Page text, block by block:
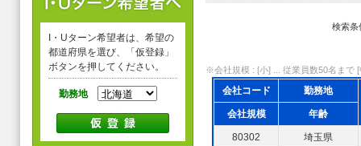
検索条
※会社規模 : [小] ... 従業員数50名まで
会社コード 勤務地
会社規模 年齢
80302 埼玉県
I・Uターン希望者は、希望の
都道府県を選び、「仮登録」
ボタンを押してください。
勤務地